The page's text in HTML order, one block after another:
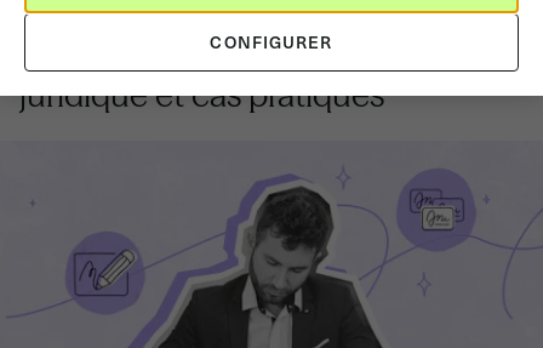
Mention manuscrite dans les
contrats : obligations, valeur
juridique et cas pratiques
CONFIGURER